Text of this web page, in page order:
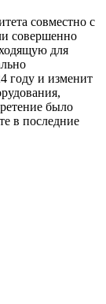
совместно с
совершенно
для
году и изменит
было
в последние